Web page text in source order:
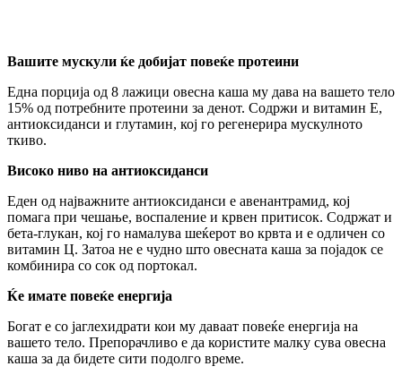
Вашите мускули ќе добијат повеќе протеини
Една порција од 8 лажици овесна каша му дава на вашето тело
15% од потребните протеини за денот. Содржи и витамин Е,
антиоксиданси и глутамин, кој го регенерира мускулното
ткиво.
Високо ниво на антиоксиданси
Еден од најважните антиоксиданси е авенантрамид, кој
помага при чешање, воспаление и крвен притисок. Содржат и
бета-глукан, кој го намалува шеќерот во крвта и е одличен со
витамин Ц. Затоа не е чудно што овесната каша за појадок се
комбинира со сок од портокал.
Ќе имате повеќе енергија
Богат е со јаглехидрати кои му даваат повеќе енергија на
вашето тело. Препорачливо е да користите малку сува овесна
каша за да бидете сити подолго време.